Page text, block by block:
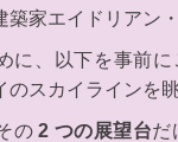
築家エイドリアン
に、以下を事前
のスカイラインを
の2 つの展望台だ